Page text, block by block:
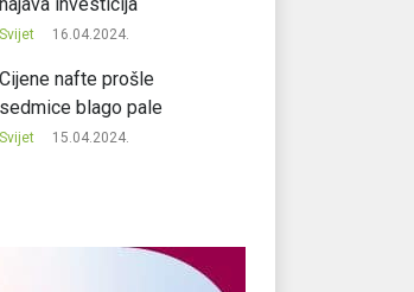
Svijet 16.04.2024.
Cijene nafte prošle
sedmice blago pale
Svijet 15.04.2024.